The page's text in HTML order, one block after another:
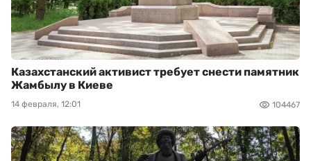
Казахстанский активист требует снести памятник
Жамбылу в Киеве
14 февраля, 12:01 104467